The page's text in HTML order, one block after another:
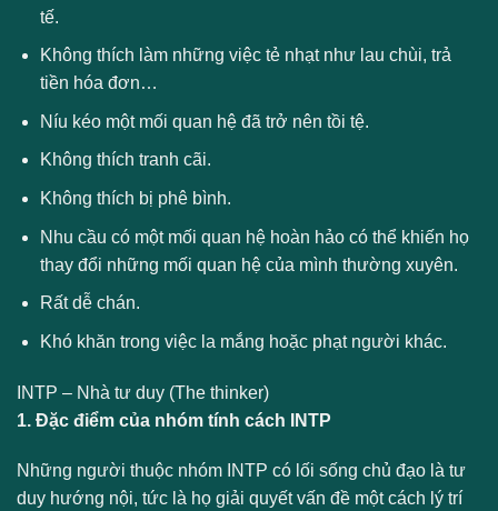
tế.
Không thích làm những việc tẻ nhạt như lau chùi, trả
tiền hóa đơn…
Níu kéo một mối quan hệ đã trở nên tồi tệ.
Không thích tranh cãi.
Không thích bị phê bình.
Nhu cầu có một mối quan hệ hoàn hảo có thể khiến họ
thay đổi những mối quan hệ của mình thường xuyên.
Rất dễ chán.
Khó khăn trong việc la mắng hoặc phạt người khác.
INTP – Nhà tư duy (The thinker)
1. Đặc điểm của nhóm tính cách INTP
Những người thuộc nhóm INTP có lối sống chủ đạo là tư
duy hướng nội, tức là họ giải quyết vấn đề một cách lý trí